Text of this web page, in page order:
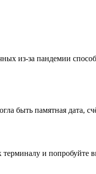
из-за пандемии
быть памятная дата,
и попробуйте